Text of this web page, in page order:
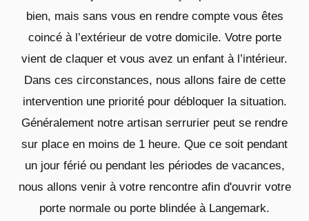
bien, mais sans vous en rendre compte vous êtes
coincé à l’extérieur de votre domicile. Votre porte
vient de claquer et vous avez un enfant à l’intérieur.
Dans ces circonstances, nous allons faire de cette
intervention une priorité pour débloquer la situation.
Généralement notre artisan serrurier peut se rendre
sur place en moins de 1 heure. Que ce soit pendant
un jour férié ou pendant les périodes de vacances,
nous allons venir à votre rencontre afin d'ouvrir votre
porte normale ou porte blindée à Langemark.